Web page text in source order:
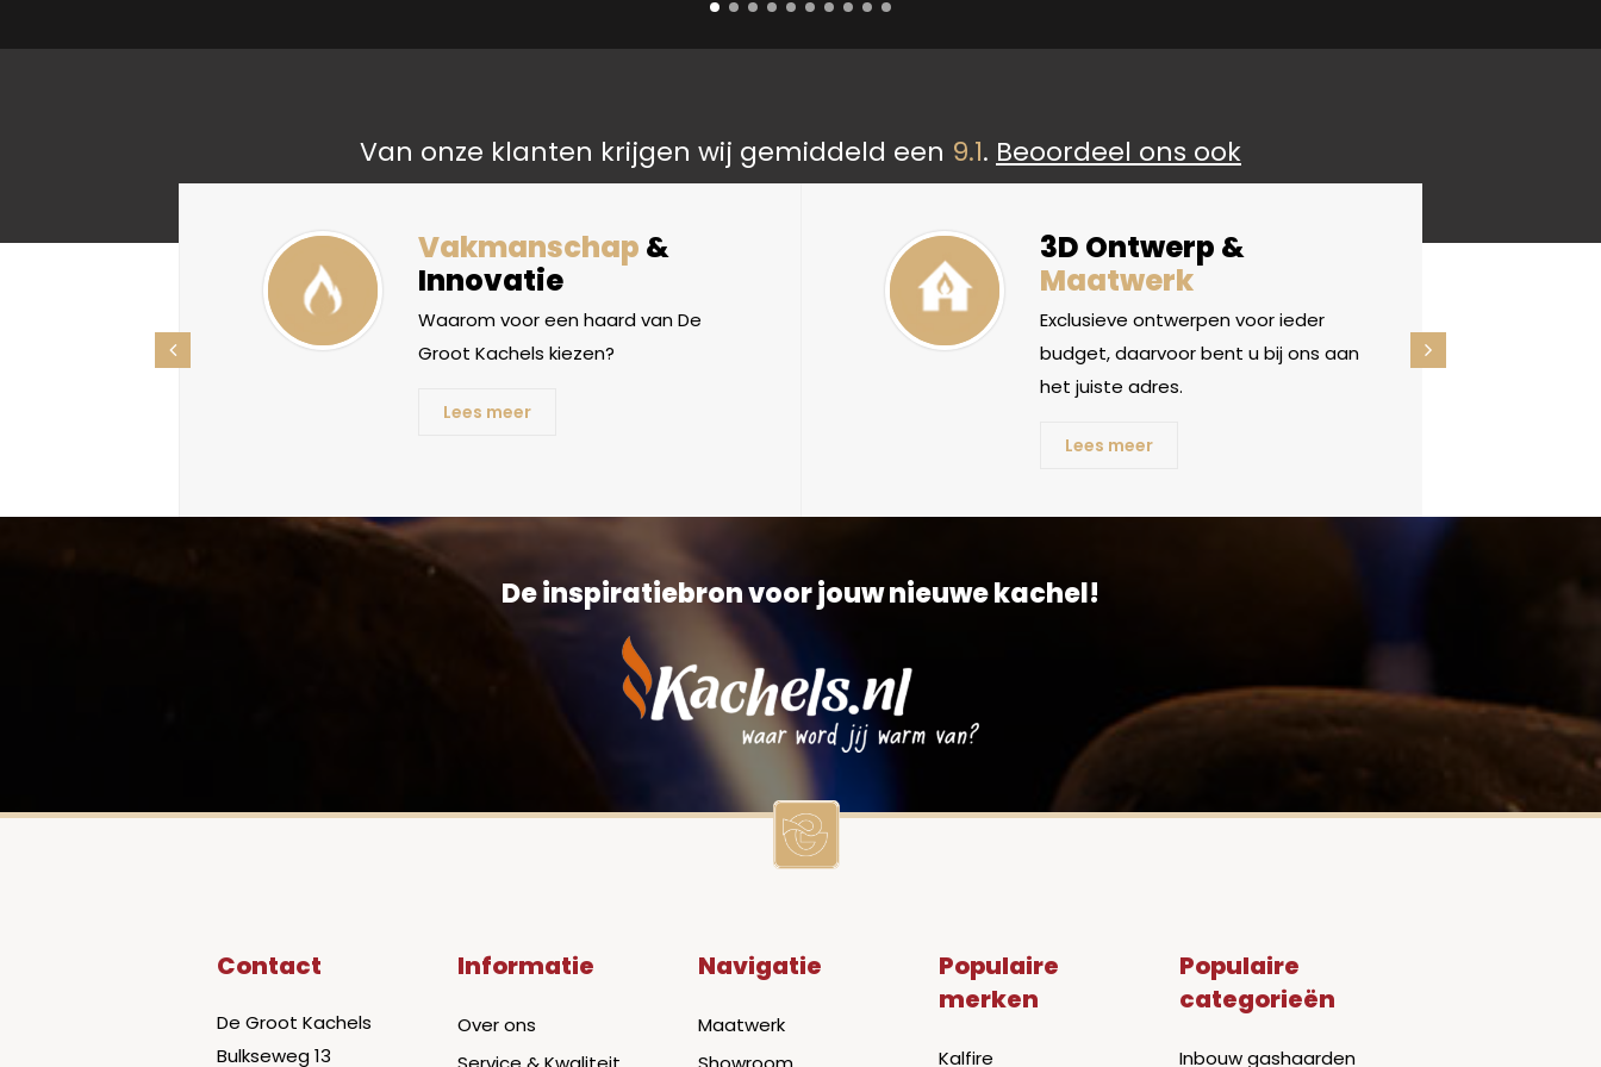
Van onze klanten krijgen wij gemiddeld een 9.1. Beoordeel ons ook
Vakmanschap &
Innovatie
Waarom voor een haard van De
Groot Kachels kiezen?
Lees meer
3D Ontwerp &
Maatwerk
Exclusieve ontwerpen voor ieder
budget, daarvoor bent u bij ons aan
het juiste adres.
Lees meer
De inspiratiebron voor jouw nieuwe kachel!
Contact
De Groot Kachels
Bulkseweg 13
Informatie
Over ons
Navigatie
Maatwerk
Populaire
merken
Kalfire
Populaire
categorieën
Inbouw gashaarden